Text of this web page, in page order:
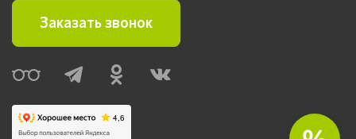
Заказать звонок